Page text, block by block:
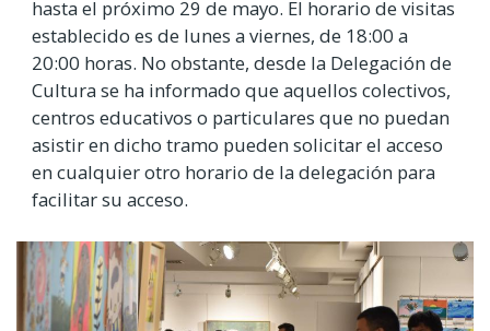
hasta el próximo 29 de mayo. El horario de visitas
establecido es de lunes a viernes, de 18:00 a
20:00 horas. No obstante, desde la Delegación de
Cultura se ha informado que aquellos colectivos,
centros educativos o particulares que no puedan
asistir en dicho tramo pueden solicitar el acceso
en cualquier otro horario de la delegación para
facilitar su acceso.